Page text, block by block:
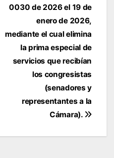
0030 de 2026 el 19 de
enero de 2026,
mediante el cual elimina
la prima especial de
servicios que recibían
los congresistas
(senadores y
representantes a la
Cámara).